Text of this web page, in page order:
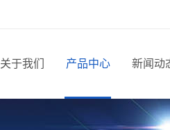
关于我们 产品中心 新闻动